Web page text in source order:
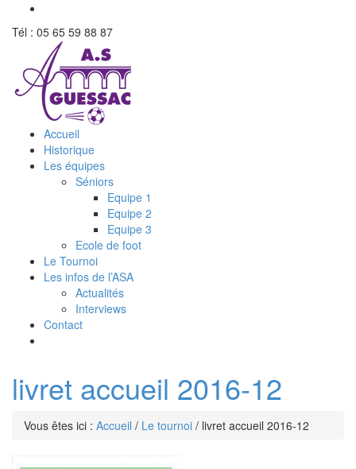
Tél : 05 65 59 88 87
Accueil
Historique
Les équipes
Séniors
Equipe 1
Equipe 2
Equipe 3
Ecole de foot
Le Tournoi
Les infos de l’ASA
Actualités
Interviews
Contact
livret accueil 2016-12
Vous êtes ici : Accueil / Le tournoi / livret accueil 2016-12